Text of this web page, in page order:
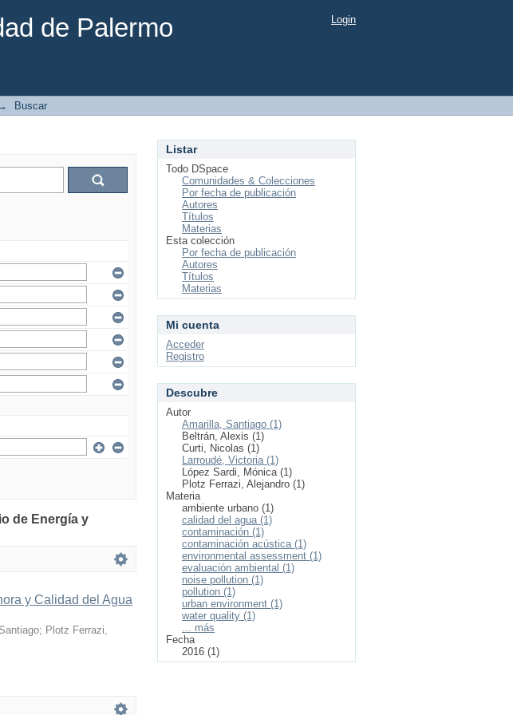
de Palermo Login
Buscar
de Energía y
y Calidad del Agua
; Plotz Ferrazi,
Listar
Todo DSpace
Comunidades & Colecciones
Por fecha de publicación
Autores
Títulos
Materias
Esta colección
Por fecha de publicación
Autores
Títulos
Materias
Mi cuenta
Acceder
Registro
Descubre
Autor
Amarilla, Santiago (1)
Beltrán, Alexis (1)
Curti, Nicolas (1)
Larroudé, Victoria (1)
López Sardi, Mónica (1)
Plotz Ferrazi, Alejandro (1)
Materia
ambiente urbano (1)
calidad del agua (1)
contaminación (1)
contaminación acústica (1)
environmental assessment (1)
evaluación ambiental (1)
noise pollution (1)
pollution (1)
urban environment (1)
water quality (1)
... más
Fecha
2016 (1)